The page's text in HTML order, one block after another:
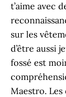
t’aime avec
sur les
d’être aussi
fossé est
Maestro.